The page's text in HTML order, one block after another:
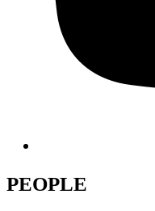
PEOPLE